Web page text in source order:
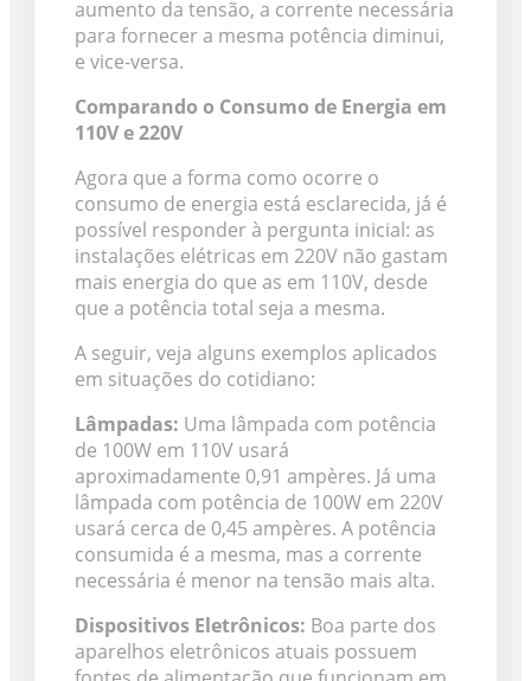
aumento da tensão, a corrente necessária
para fornecer a mesma potência diminui,
e vice-versa.
Comparando o Consumo de Energia em
110V e 220V
Agora que a forma como ocorre o
consumo de energia está esclarecida, já é
possível responder à pergunta inicial: as
instalações elétricas em 220V não gastam
mais energia do que as em 110V, desde
que a potência total seja a mesma.
A seguir, veja alguns exemplos aplicados
em situações do cotidiano:
Lâmpadas: Uma lâmpada com potência
de 100W em 110V usará
aproximadamente 0,91 ampères. Já uma
lâmpada com potência de 100W em 220V
usará cerca de 0,45 ampères. A potência
consumida é a mesma, mas a corrente
necessária é menor na tensão mais alta.
Dispositivos Eletrônicos: Boa parte dos
aparelhos eletrônicos atuais possuem